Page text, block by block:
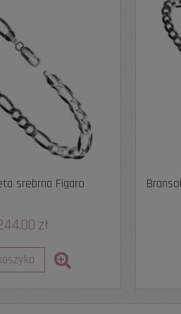
srebrna Figaro
zł